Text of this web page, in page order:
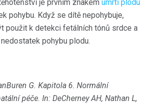
je prvním znakem úmrtí plodu
pohybu. Když se dítě nepohybuje,
použit k detekci fetálních tónů srdce a
pohybu plodu.
G. Kapitola 6. Normální
péče. In: DeCherney AH, Nathan L,